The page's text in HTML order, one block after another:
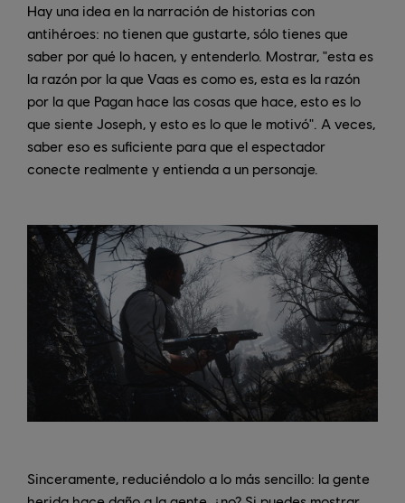
Hay una idea en la narración de historias con
antihéroes: no tienen que gustarte, sólo tienes que
saber por qué lo hacen, y entenderlo. Mostrar, "esta es
la razón por la que Vaas es como es, esta es la razón
por la que Pagan hace las cosas que hace, esto es lo
que siente Joseph, y esto es lo que le motivó". A veces,
saber eso es suficiente para que el espectador
conecte realmente y entienda a un personaje.
Sinceramente, reduciéndolo a lo más sencillo: la gente